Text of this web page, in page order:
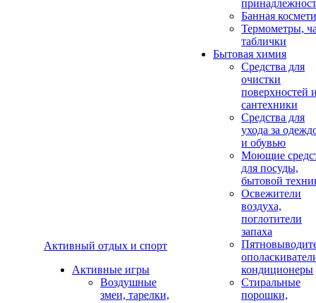
Активный отдых и спорт
Активные игры
Воздушные
змеи, тарелки,
Банная
Термометры,
таблички
Бытовая химия
Средства для
очистки
поверхностей
сантехники
Средства для
ухода за
и обувью
Моющие
для посуды,
бытовой
Освежители
воздуха,
поглотители
запаха
кондиционеры
Стиральные
порошки,